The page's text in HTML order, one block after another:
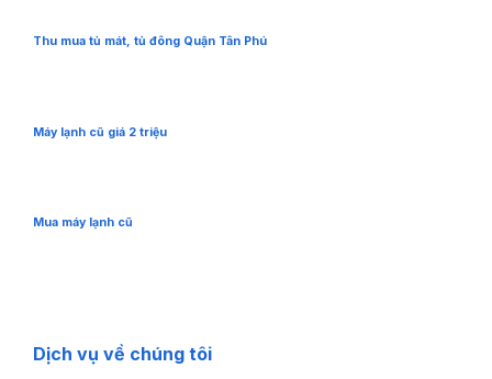
Thu mua tủ mát, tủ đông Quận Tân Phú
Máy lạnh cũ giá 2 triệu
Mua máy lạnh cũ
Dịch vụ về chúng tôi